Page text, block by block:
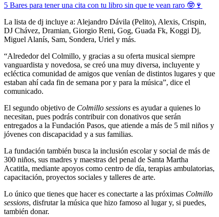
5 Bares para tener una cita con tu libro sin que te vean raro 🤓🍷
La lista de dj incluye a: Alejandro Dávila (Pelito), Alexis, Crispin,
DJ Chávez, Dramian, Giorgio Reni, Gog, Guada Fk, Koggi Dj,
Miguel Alanís, Sam, Sondera, Uriel y más.
“Alrededor del Colmillo, y gracias a su oferta musical siempre
vanguardista y novedosa, se creó una muy diversa, incluyente y
ecléctica comunidad de amigos que venían de distintos lugares y que
estaban ahí cada fin de semana por y para la música”, dice el
comunicado.
El segundo objetivo de Colmillo sessions es ayudar a quienes lo
necesitan, pues podrás contribuir con donativos que serán
entregados a la Fundación Pasos, que atiende a más de 5 mil niños y
jóvenes con discapacidad y a sus familias.
La fundación también busca la inclusión escolar y social de más de
300 niños, sus madres y maestras del penal de Santa Martha
Acatitla, mediante apoyos como centro de día, terapias ambulatorias,
capacitación, proyectos sociales y talleres de arte.
Lo único que tienes que hacer es conectarte a las próximas Colmillo
sessions, disfrutar la música que hizo famoso al lugar y, si puedes,
también donar.